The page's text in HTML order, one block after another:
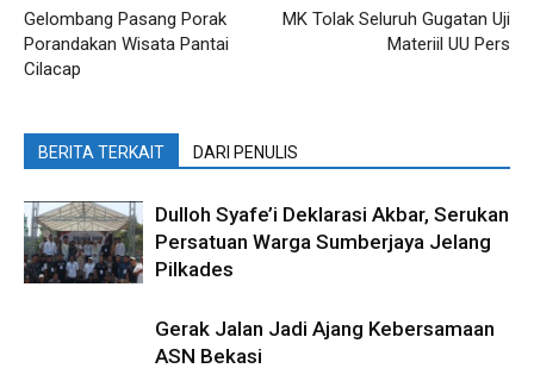
Gelombang Pasang Porak
Porandakan Wisata Pantai
Cilacap
MK Tolak Seluruh Gugatan Uji
Materiil UU Pers
BERITA TERKAIT DARI PENULIS
Dulloh Syafe’i Deklarasi Akbar, Serukan
Persatuan Warga Sumberjaya Jelang
Pilkades
Gerak Jalan Jadi Ajang Kebersamaan
ASN Bekasi